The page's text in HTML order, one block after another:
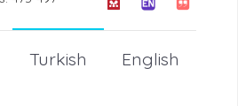
English
Turkish